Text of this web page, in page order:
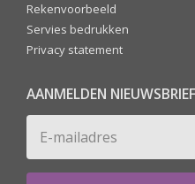
Rekenvoorbeeld
Servies bedrukken
Privacy statement
AANMELDEN NIEUWSBRIEF